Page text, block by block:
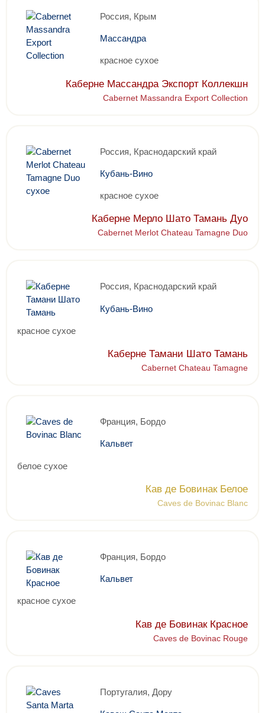
Россия, Крым
Массандра
красное сухое
Каберне Массандра Экспорт Коллекшн
Cabernet Massandra Export Collection
Россия, Краснодарский край
Кубань-Вино
красное сухое
Каберне Мерло Шато Тамань Дуо
Cabernet Merlot Chateau Tamagne Duo
Россия, Краснодарский край
Кубань-Вино
красное сухое
Каберне Тамани Шато Тамань
Cabernet Chateau Tamagne
Франция, Бордо
Кальвет
белое сухое
Кав де Бовинак Белое
Caves de Bovinac Blanc
Франция, Бордо
Кальвет
красное сухое
Кав де Бовинак Красное
Caves de Bovinac Rouge
Португалия, Дору